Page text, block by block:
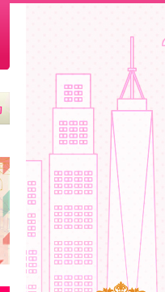
新着物件情報